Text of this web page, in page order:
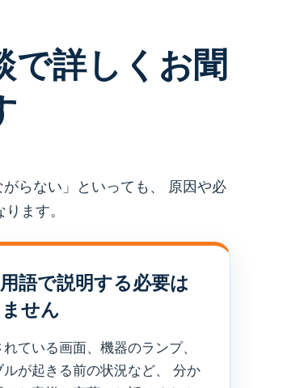
で詳しくお聞
らない」といっても、 原因や必
ます。
語で説明する必要は
せん
ている画面、機器のランプ、
ルが起きる前の状況など、 分か